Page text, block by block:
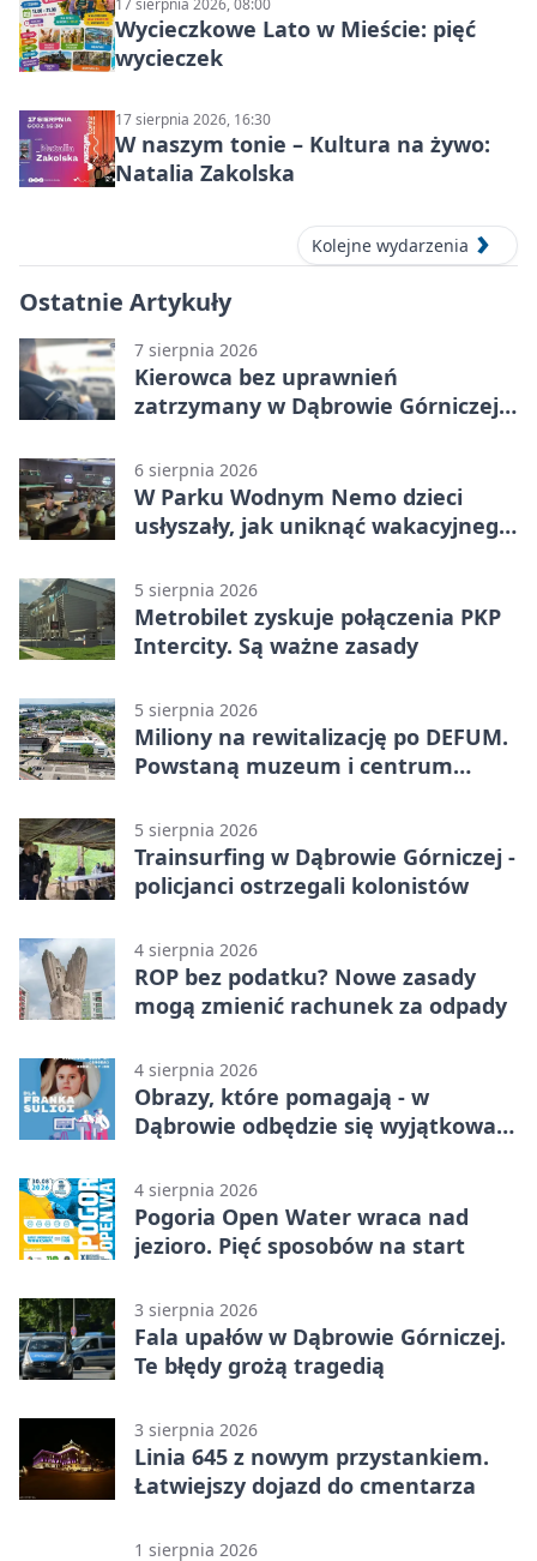
17 sierpnia 2026, 08:00
Wycieczkowe Lato w Mieście: pięć
wycieczek
17 sierpnia 2026, 16:30
W naszym tonie – Kultura na żywo:
Natalia Zakolska
Kolejne wydarzenia
Ostatnie Artykuły
7 sierpnia 2026
Kierowca bez uprawnień
zatrzymany w Dąbrowie Górniczej.
6 sierpnia 2026
W Parku Wodnym Nemo dzieci
usłyszały, jak uniknąć wakacyjnego
5 sierpnia 2026
Metrobilet zyskuje połączenia PKP
Intercity. Są ważne zasady
5 sierpnia 2026
Miliony na rewitalizację po DEFUM.
Powstaną muzeum i centrum
5 sierpnia 2026
Trainsurfing w Dąbrowie Górniczej -
policjanci ostrzegali kolonistów
4 sierpnia 2026
ROP bez podatku? Nowe zasady
mogą zmienić rachunek za odpady
4 sierpnia 2026
Obrazy, które pomagają - w
Dąbrowie odbędzie się wyjątkowa
4 sierpnia 2026
Pogoria Open Water wraca nad
jezioro. Pięć sposobów na start
3 sierpnia 2026
Fala upałów w Dąbrowie Górniczej.
Te błędy grożą tragedią
3 sierpnia 2026
Linia 645 z nowym przystankiem.
Łatwiejszy dojazd do cmentarza
1 sierpnia 2026